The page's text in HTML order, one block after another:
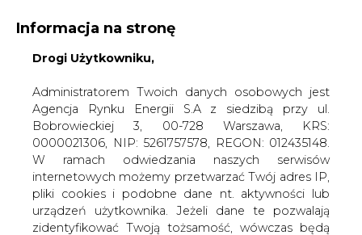
KONTAKT:
WYDAWCA PORTALU:
WYSOKI KONTRAST A A
ZALOGUJ SIĘ
Informacja na stronę
Drogi Użytkowniku,
Administratorem Twoich danych osobowych jest
Agencja Rynku Energii S.A z siedzibą przy ul.
Bobrowieckiej 3, 00-728 Warszawa, KRS:
0000021306, NIP: 5261757578, REGON: 012435148.
W ramach odwiedzania naszych serwisów
internetowych możemy przetwarzać Twój adres IP,
pliki cookies i podobne dane nt. aktywności lub
urządzeń użytkownika. Jeżeli dane te pozwalają
zidentyfikować Twoją tożsamość, wówczas będą